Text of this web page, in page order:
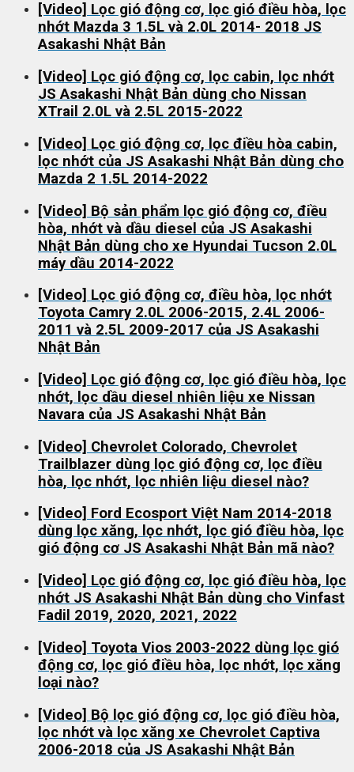
[Video] Lọc gió động cơ, lọc gió điều hòa, lọc
nhớt Mazda 3 1.5L và 2.0L 2014- 2018 JS
Asakashi Nhật Bản
[Video] Lọc gió động cơ, lọc cabin, lọc nhớt
JS Asakashi Nhật Bản dùng cho Nissan
XTrail 2.0L và 2.5L 2015-2022
[Video] Lọc gió động cơ, lọc điều hòa cabin,
lọc nhớt của JS Asakashi Nhật Bản dùng cho
Mazda 2 1.5L 2014-2022
[Video] Bộ sản phẩm lọc gió động cơ, điều
hòa, nhớt và dầu diesel của JS Asakashi
Nhật Bản dùng cho xe Hyundai Tucson 2.0L
máy dầu 2014-2022
[Video] Lọc gió động cơ, điều hòa, lọc nhớt
Toyota Camry 2.0L 2006-2015, 2.4L 2006-
2011 và 2.5L 2009-2017 của JS Asakashi
Nhật Bản
[Video] Lọc gió động cơ, lọc gió điều hòa, lọc
nhớt, lọc dầu diesel nhiên liệu xe Nissan
Navara của JS Asakashi Nhật Bản
[Video] Chevrolet Colorado, Chevrolet
Trailblazer dùng lọc gió động cơ, lọc điều
hòa, lọc nhớt, lọc nhiên liệu diesel nào?
[Video] Ford Ecosport Việt Nam 2014-2018
dùng lọc xăng, lọc nhớt, lọc gió điều hòa, lọc
gió động cơ JS Asakashi Nhật Bản mã nào?
[Video] Lọc gió động cơ, lọc gió điều hòa, lọc
nhớt JS Asakashi Nhật Bản dùng cho Vinfast
Fadil 2019, 2020, 2021, 2022
[Video] Toyota Vios 2003-2022 dùng lọc gió
động cơ, lọc gió điều hòa, lọc nhớt, lọc xăng
loại nào?
[Video] Bộ lọc gió động cơ, lọc gió điều hòa,
lọc nhớt và lọc xăng xe Chevrolet Captiva
2006-2018 của JS Asakashi Nhật Bản